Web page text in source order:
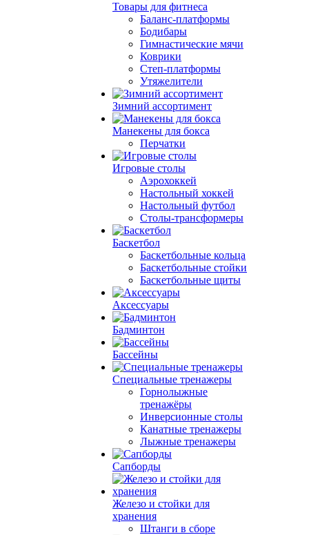
Товары для фитнеса
Баланс-платформы
Бодибары
Гимнастические мячи
Коврики
Степ-платформы
Утяжелители
Зимний ассортимент
Манекены для бокса
Перчатки
Игровые столы
Аэрохоккей
Настольный хоккей
Настольный футбол
Столы-трансформеры
Баскетбол
Баскетбольные кольца
Баскетбольные стойки
Баскетбольные щиты
Аксессуары
Бадминтон
Бассейны
Специальные тренажеры
Горнолыжные
тренажёры
Инверсионные столы
Канатные тренажеры
Лыжные тренажеры
Сапборды
Железо и стойки для
хранения
Штанги в сборе